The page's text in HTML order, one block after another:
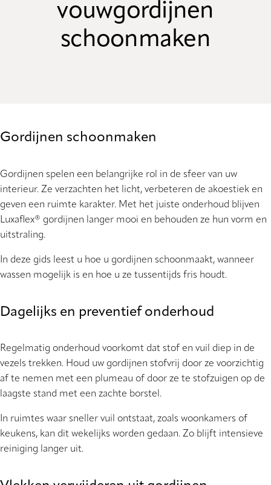
vouwgordijnen
schoonmaken
Gordijnen schoonmaken
Gordijnen spelen een belangrijke rol in de sfeer van uw
interieur. Ze verzachten het licht, verbeteren de akoestiek en
geven een ruimte karakter. Met het juiste onderhoud blijven
Luxaflex® gordijnen langer mooi en behouden ze hun vorm en
uitstraling.
In deze gids leest u hoe u gordijnen schoonmaakt, wanneer
wassen mogelijk is en hoe u ze tussentijds fris houdt.
Dagelijks en preventief onderhoud
Regelmatig onderhoud voorkomt dat stof en vuil diep in de
vezels trekken. Houd uw gordijnen stofvrij door ze voorzichtig
af te nemen met een plumeau of door ze te stofzuigen op de
laagste stand met een zachte borstel.
In ruimtes waar sneller vuil ontstaat, zoals woonkamers of
keukens, kan dit wekelijks worden gedaan. Zo blijft intensieve
reiniging langer uit.